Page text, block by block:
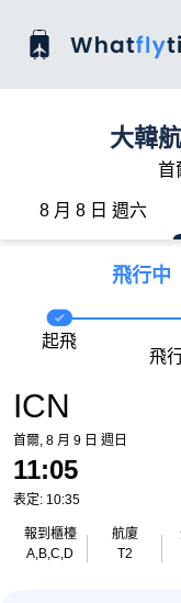
大韓
首
8 月 8 日 週六
飛行中
ICN
首爾, 8 月 9 日 週日
11:05
表定: 10:35
報到櫃檯
A,B,C,D
航廈
T2
起飛
飛